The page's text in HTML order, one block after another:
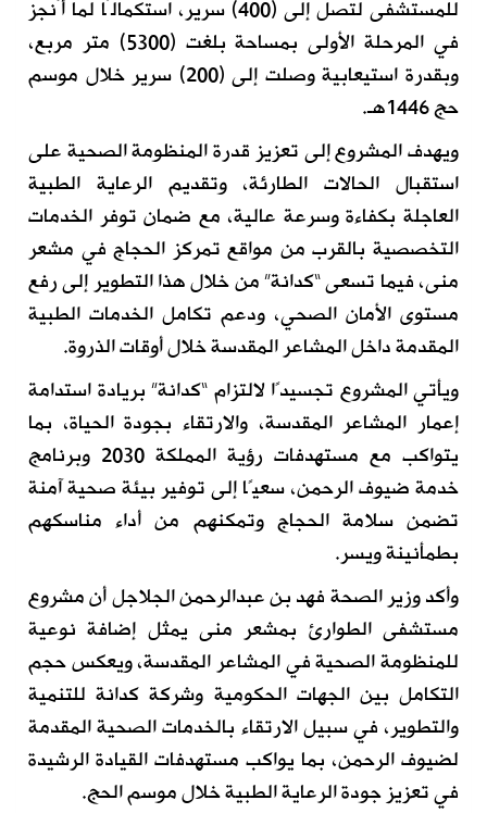
للمستشفى لتصل إلى (400) سرير، استكمالًا لما أُنجز
في المرحلة الأولى بمساحة بلغت (5300) متر مربع،
وبقدرة استيعابية وصلت إلى (200) سرير خلال موسم
حج 1446هـ.
ويهدف المشروع إلى تعزيز قدرة المنظومة الصحية على
استقبال الحالات الطارئة، وتقديم الرعاية الطبية
العاجلة بكفاءة وسرعة عالية، مع ضمان توفر الخدمات
التخصصية بالقرب من مواقع تمركز الحجاج في مشعر
منى، فيما تسعى “كدانة” من خلال هذا التطوير إلى رفع
مستوى الأمان الصحي، ودعم تكامل الخدمات الطبية
المقدمة داخل المشاعر المقدسة خلال أوقات الذروة.
ويأتي المشروع تجسيدًا لالتزام “كدانة” بريادة استدامة
إعمار المشاعر المقدسة، والارتقاء بجودة الحياة، بما
يتواكب مع مستهدفات رؤية المملكة 2030 وبرنامج
خدمة ضيوف الرحمن، سعيًا إلى توفير بيئة صحية آمنة
تضمن سلامة الحجاج وتمكنهم من أداء مناسكهم
بطمأنينة ويسر.
وأكد وزير الصحة فهد بن عبدالرحمن الجلاجل أن مشروع
مستشفى الطوارئ بمشعر منى يمثل إضافة نوعية
للمنظومة الصحية في المشاعر المقدسة، ويعكس حجم
التكامل بين الجهات الحكومية وشركة كدانة للتنمية
والتطوير، في سبيل الارتقاء بالخدمات الصحية المقدمة
لضيوف الرحمن، بما يواكب مستهدفات القيادة الرشيدة
في تعزيز جودة الرعاية الطبية خلال موسم الحج.